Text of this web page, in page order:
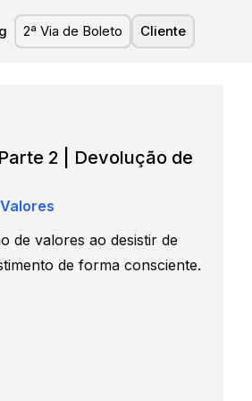
2ª Via de Boleto Cliente
2 | Devolução de
de valores ao desistir de
de forma consciente.